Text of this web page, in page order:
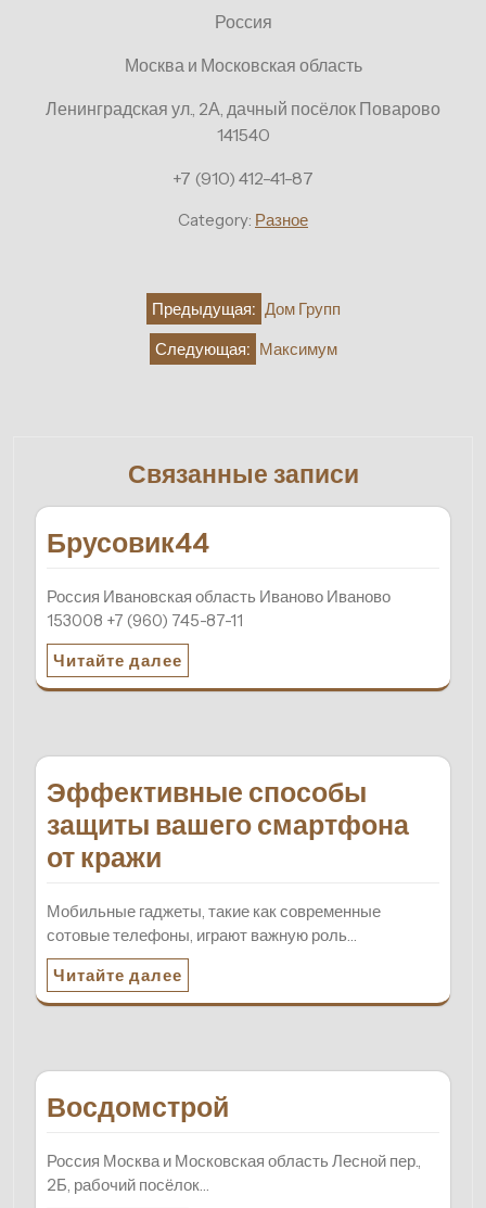
Россия
Москва и Московская область
Ленинградская ул., 2А, дачный посёлок Поварово
141540
+7 (910) 412-41-87
Category: Разное
НавигацияПредыдущая: Дом Групп
Следующая: Максимум
Связанные записи
Брусовик44
Россия Ивановская область Иваново Иваново
153008 +7 (960) 745-87-11
Читайте далее
Эффективные способы
защиты вашего смартфона
от кражи
Мобильные гаджеты, такие как современные
сотовые телефоны, играют важную роль…
Читайте далее
Восдомстрой
Россия Москва и Московская область Лесной пер.,
2Б, рабочий посёлок…